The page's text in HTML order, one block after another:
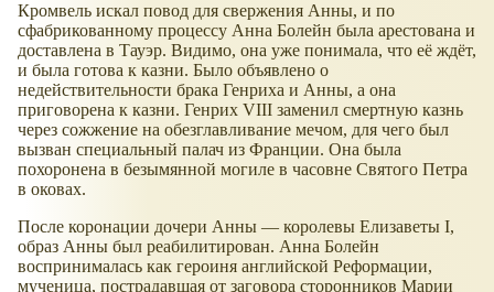
Кромвель искал повод для свержения Анны, и по
сфабрикованному процессу Анна Болейн была арестована и
доставлена в Тауэр. Видимо, она уже понимала, что её ждёт,
и была готова к казни. Было объявлено о
недействительности брака Генриха и Анны, а она
приговорена к казни. Генрих VIII заменил смертную казнь
через сожжение на обезглавливание мечом, для чего был
вызван специальный палач из Франции. Она была
похоронена в безымянной могиле в часовне Святого Петра
в оковах.
После коронации дочери Анны — королевы Елизаветы I,
образ Анны был реабилитирован. Анна Болейн
воспринималась как героиня английской Реформации,
мученица, пострадавшая от заговора сторонников Марии